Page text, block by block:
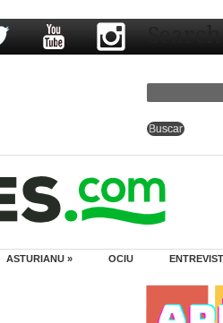
ASTURIANU » OCIU